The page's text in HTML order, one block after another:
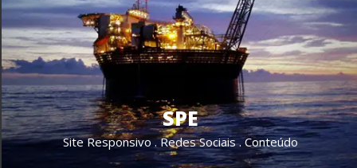
SPE
Site Responsivo . Redes Sociais . Conteúdo